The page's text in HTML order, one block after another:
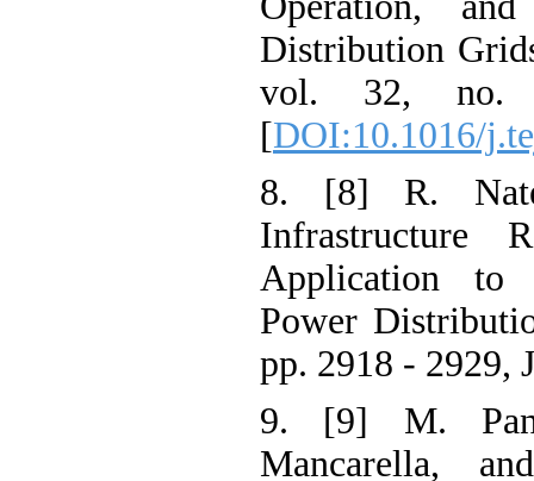
Distribution
vol. 32,
[DOI:10.1016/
8. [8] R.
Application
Power
pp. 2918 -
9. [9] M.
Mancarella,